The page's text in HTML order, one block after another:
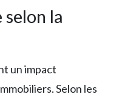
la
un impact
Selon les